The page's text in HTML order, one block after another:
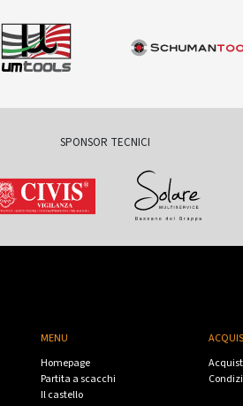
SPONSOR TECNICI
MENU
Homepage
Partita a scacchi
Il castello